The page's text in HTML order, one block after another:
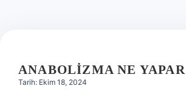
ANABOLIZMA NE YAPAR
Tarih: Ekim 18, 2024